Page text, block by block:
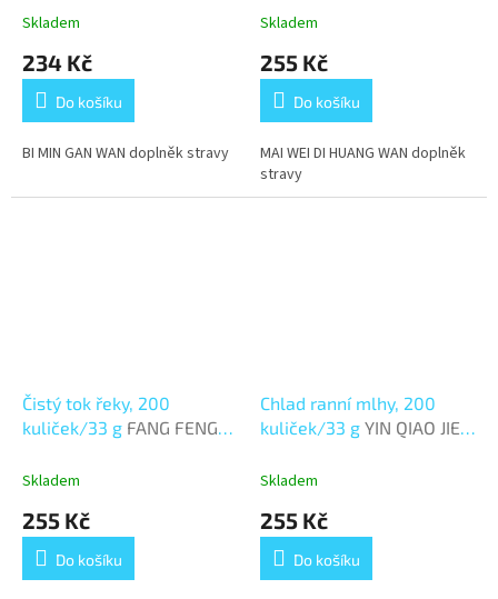
Skladem
234 Kč
Do košíku
BI MIN GAN WAN doplněk stravy
Skladem
255 Kč
Do košíku
MAI WEI DI HUANG WAN doplněk
stravy
Čistý tok řeky, 200
kuliček/33 g FANG FENG
Skladem
255 Kč
Do košíku
Chlad ranní mlhy, 200
kuliček/33 g YIN QIAO JIE
Skladem
255 Kč
Do košíku